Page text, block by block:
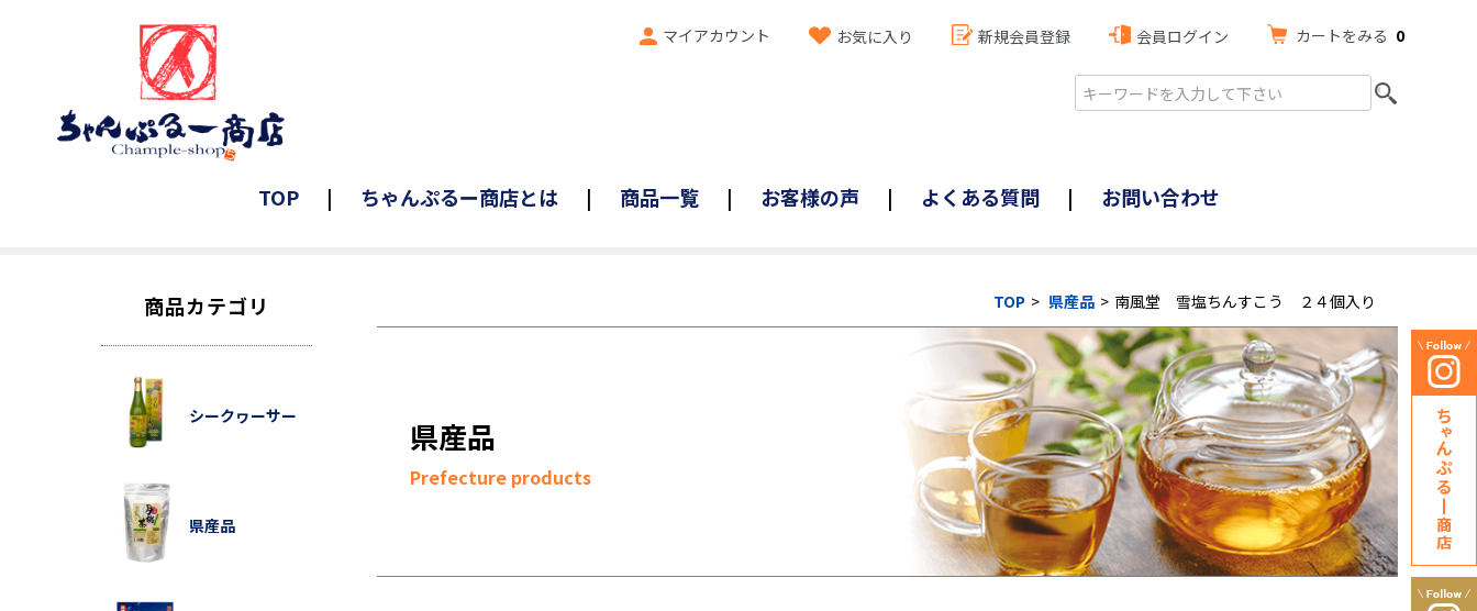
マイアカウント お気に入り 新規会員登録 会員ログイン カートをみる 0
TOP ちゃんぷるー商店とは 商品一覧 お客様の声 よくある質問 お問い合わせ
TOP 県産品 南風堂 雪塩ちんすこう ２４個入り
県産品
Prefecture products
商品カテゴリ
シークヮーサー
県産品